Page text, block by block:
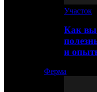
Участок
Как
и
Ферма